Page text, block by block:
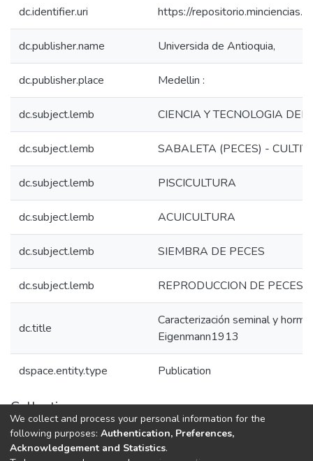
dc.identifier.uri https://
dc.publisher.name Universida de Antioquia,
dc.publisher.place Medellin :
dc.subject.lemb CIENCIA Y TECNOLOGIA DEL
dc.subject.lemb SABALETA (PECES) -
dc.subject.lemb PISCICULTURA
dc.subject.lemb ACUICULTURA
dc.subject.lemb SIEMBRA DE PECES
dc.subject.lemb REPRODUCCION DE PECES
dc.title
Caracterización seminal y
Eigenmann1913
dspace.entity.type Publication
Collections
1.1.2. Informes Finales
We collect and process your personal information for the
following purposes: Authentication, Preferences,
Acknowledgement and Statistics.